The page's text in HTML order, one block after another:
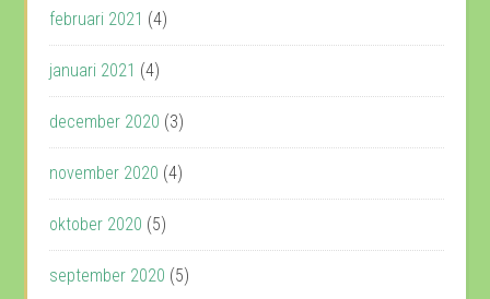
februari 2021 (4)
januari 2021 (4)
december 2020 (3)
november 2020 (4)
oktober 2020 (5)
september 2020 (5)